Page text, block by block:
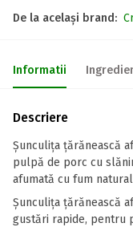
De la același brand:
Informatii
Descriere
Șunculița țărănească
pulpă de porc cu
afumată cu fum
Șunculița țărănească
gustări rapide, pentru